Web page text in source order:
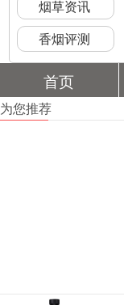
烟草资讯
香烟评测
首页
为您推荐